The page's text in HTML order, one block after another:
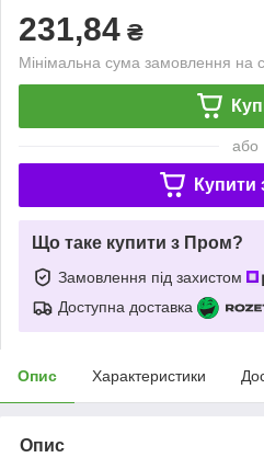
231,84 ₴
Мінімальна сума замовлення на
або
Купити
Що таке купити з Пром?
Замовлення під захистом
Доступна доставка
Опис Характеристики
Опис